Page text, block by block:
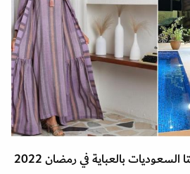
بالعباية في رمضان 2022